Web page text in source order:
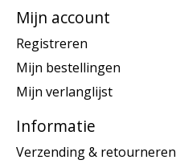
Mijn account
Registreren
Mijn bestellingen
Mijn verlanglijst
Informatie
Verzending & retourneren